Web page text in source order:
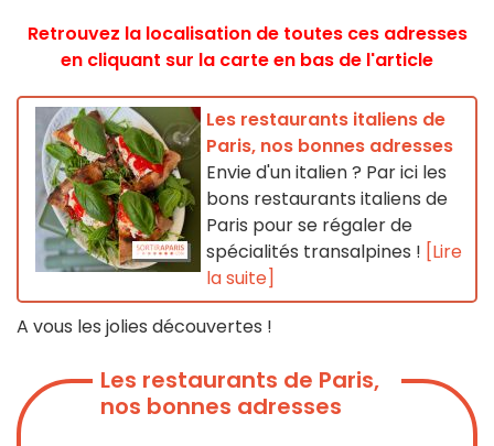
Retrouvez la localisation de toutes ces adresses
en cliquant sur la carte en bas de l'article
Les restaurants italiens de
Paris, nos bonnes adresses
Envie d'un italien ? Par ici les
bons restaurants italiens de
Paris pour se régaler de
spécialités transalpines ! [Lire
la suite]
A vous les jolies découvertes !
Les restaurants de Paris,
nos bonnes adresses